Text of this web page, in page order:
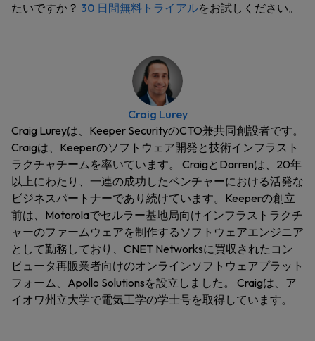
たいですか？ 30 日間無料トライアルをお試しください。
Craig Lurey
Craig Lureyは、Keeper SecurityのCTO兼共同創設者です。
Craigは、Keeperのソフトウェア開発と技術インフラスト
ラクチャチームを率いています。 CraigとDarrenは、20年
以上にわたり、一連の成功したベンチャーにおける活発な
ビジネスパートナーであり続けています。Keeperの創立
前は、Motorolaでセルラー基地局向けインフラストラクチ
ャーのファームウェアを制作するソフトウェアエンジニア
として勤務しており、CNET Networksに買収されたコン
ピュータ再販業者向けのオンラインソフトウェアプラット
フォーム、Apollo Solutionsを設立しました。 Craigは、ア
イオワ州立大学で電気工学の学士号を取得しています。